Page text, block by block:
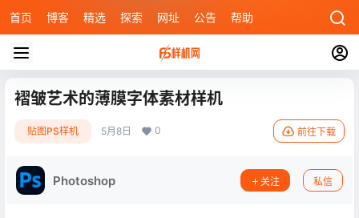
首页 博客 精选 探索 网址 公告 帮助
褶皱艺术的薄膜字体素材样机
贴图PS样机 5月8日 0 前往下载
Photoshop 关注 私信